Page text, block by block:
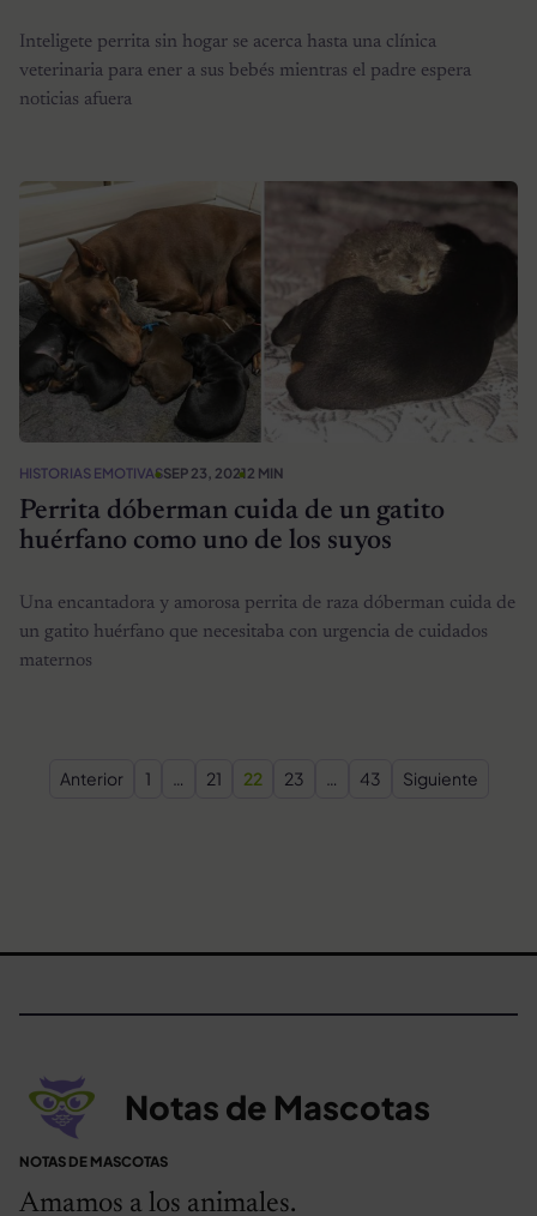
Inteligete perrita sin hogar se acerca hasta una clínica
veterinaria para ener a sus bebés mientras el padre espera
noticias afuera
HISTORIAS EMOTIVASSEP 23, 20212 MIN
Perrita dóberman cuida de un gatito
huérfano como uno de los suyos
Una encantadora y amorosa perrita de raza dóberman cuida de
un gatito huérfano que necesitaba con urgencia de cuidados
maternos
Paginación de entradas
Anterior 1 … 21 22 23 … 43 Siguiente
Notas de Mascotas
NOTAS DE MASCOTAS
Amamos a los animales.